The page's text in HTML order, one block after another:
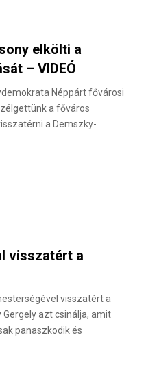
elkölti a
– VIDEÓ
Néppárt fővárosi
a főváros
a Demszky-
visszatért a
visszatért a
azt csinálja, amit
panaszkodik és